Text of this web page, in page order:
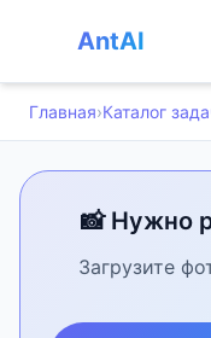
AntAI
Главная›Каталог
📸 Нужно
Загрузите